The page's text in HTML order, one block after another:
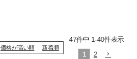
価格が高い順 新着順
47件中 1-40件表示
1
2